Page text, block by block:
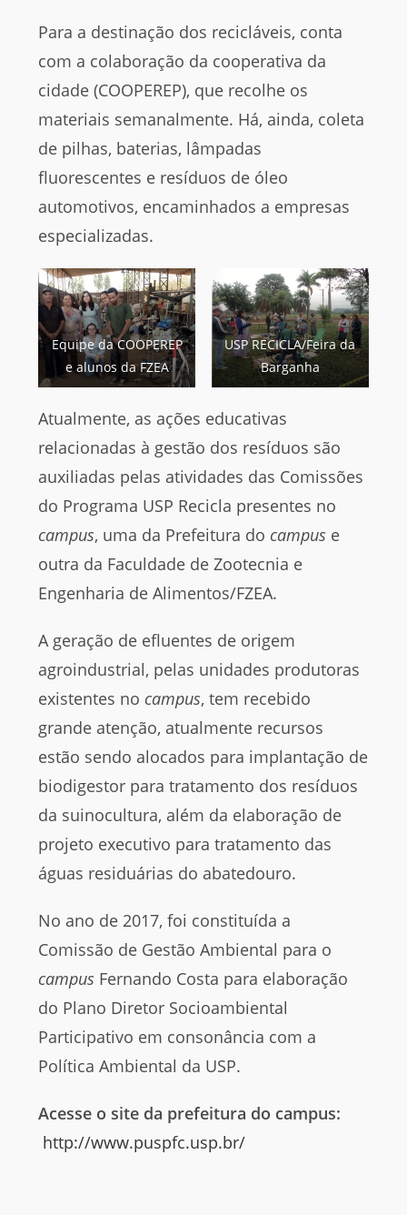
Para a destinação dos recicláveis, conta
com a colaboração da cooperativa da
cidade (COOPEREP), que recolhe os
materiais semanalmente. Há, ainda, coleta
de pilhas, baterias, lâmpadas
fluorescentes e resíduos de óleo
automotivos, encaminhados a empresas
especializadas.
Equipe da COOPEREP
e alunos da FZEA
USP RECICLA/Feira da
Barganha
Atualmente, as ações educativas
relacionadas à gestão dos resíduos são
auxiliadas pelas atividades das Comissões
do Programa USP Recicla presentes no
campus, uma da Prefeitura do campus e
outra da Faculdade de Zootecnia e
Engenharia de Alimentos/FZEA.
A geração de efluentes de origem
agroindustrial, pelas unidades produtoras
existentes no campus, tem recebido
grande atenção, atualmente recursos
estão sendo alocados para implantação de
biodigestor para tratamento dos resíduos
da suinocultura, além da elaboração de
projeto executivo para tratamento das
águas residuárias do abatedouro.
No ano de 2017, foi constituída a
Comissão de Gestão Ambiental para o
campus Fernando Costa para elaboração
do Plano Diretor Socioambiental
Participativo em consonância com a
Política Ambiental da USP.
Acesse o site da prefeitura do campus:
http://www.puspfc.usp.br/